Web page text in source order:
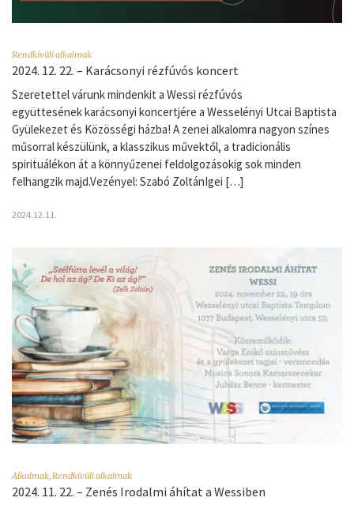
Rendkívüli alkalmak
2024. 12. 22. – Karácsonyi rézfúvós koncert
Szeretettel várunk mindenkit a Wessi rézfúvós
együttesének karácsonyi koncertjére a Wesselényi Utcai Baptista
Gyülekezet és Közösségi házba! A zenei alkalomra nagyon színes
műsorral készülünk, a klasszikus művektől, a tradicionális
spirituálékon át a könnyűzenei feldolgozásokig sok minden
felhangzik majd.Vezényel: Szabó ZoltánIgei […]
2024.12.11.
Alkalmak,Rendkívüli alkalmak
2024. 11. 22. – Zenés Irodalmi áhítat a Wessiben